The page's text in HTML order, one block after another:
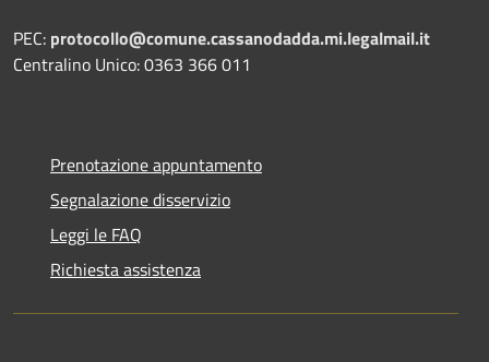
PEC: protocollo@comune.cassanodadda.mi.legalmail.it
Centralino Unico: 0363 366 011
Prenotazione appuntamento
Segnalazione disservizio
Leggi le FAQ
Richiesta assistenza